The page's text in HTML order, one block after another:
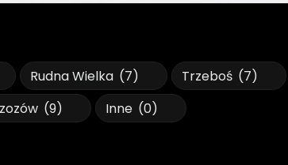
Rudna Wielka (7) Trzeboś (7)
(9) Inne (0)